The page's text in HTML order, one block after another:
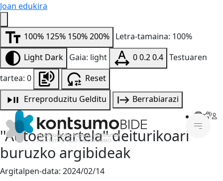
Joan edukira
100% 125% 150%200% Letra-tamaina: 100%
Light Dark Gaia: light 00.20.4 Testuaren
tartea: 0
Reset
Erreproduzitu Gelditu Berrabiarazi
''Autoen kartela'' deiturikoari
buruzko argibideak
Argitalpen-data: 2024/02/14